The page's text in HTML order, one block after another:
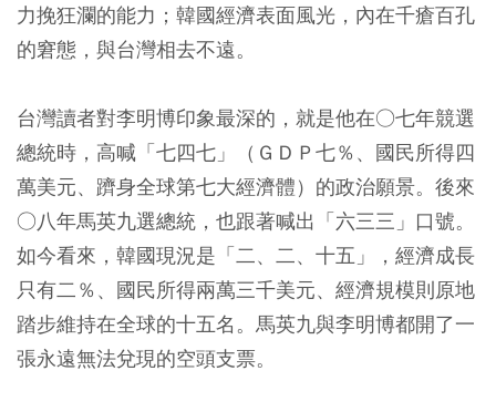
力挽狂瀾的能力；韓國經濟表面風光，內在千瘡百孔
的窘態，與台灣相去不遠。
台灣讀者對李明博印象最深的，就是他在○七年競選
總統時，高喊「七四七」（ＧＤＰ七％、國民所得四
萬美元、躋身全球第七大經濟體）的政治願景。後來
○八年馬英九選總統，也跟著喊出「六三三」口號。
如今看來，韓國現況是「二、二、十五」，經濟成長
只有二％、國民所得兩萬三千美元、經濟規模則原地
踏步維持在全球的十五名。馬英九與李明博都開了一
張永遠無法兌現的空頭支票。